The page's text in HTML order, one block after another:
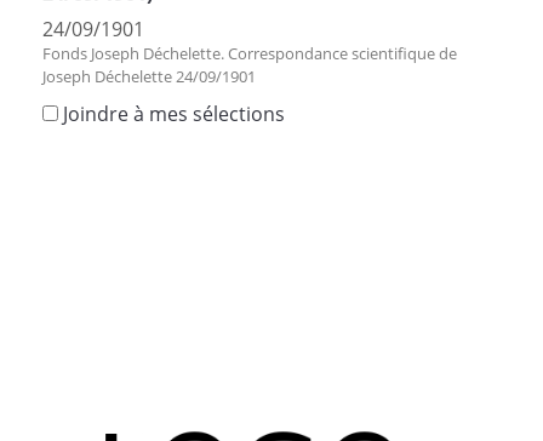
24/09/1901
Fonds Joseph Déchelette. Correspondance scientifique de
Joseph Déchelette 24/09/1901
Joindre à mes sélections